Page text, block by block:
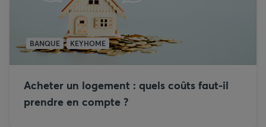
BANQUE KEYHOME
Acheter un logement : quels coûts faut-il
prendre en compte ?